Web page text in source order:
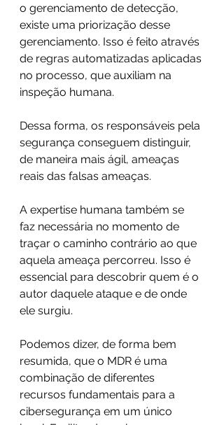
o gerenciamento de detecção,
existe uma priorização desse
gerenciamento. Isso é feito através
de regras automatizadas aplicadas
no processo, que auxiliam na
inspeção humana.
Dessa forma, os responsáveis pela
segurança conseguem distinguir,
de maneira mais ágil, ameaças
reais das falsas ameaças.
A expertise humana também se
faz necessária no momento de
traçar o caminho contrário ao que
aquela ameaça percorreu. Isso é
essencial para descobrir quem é o
autor daquele ataque e de onde
ele surgiu.
Podemos dizer, de forma bem
resumida, que o MDR é uma
combinação de diferentes
recursos fundamentais para a
cibersegurança em um único